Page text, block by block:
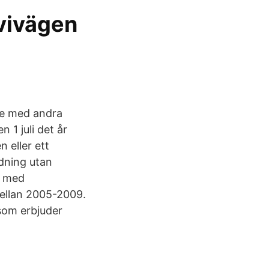
med andra
1 juli det år
eller ett
utan
2005-2009.
erbjuder